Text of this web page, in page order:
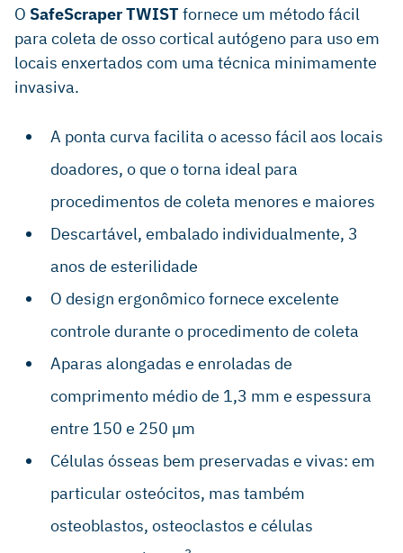
O SafeScraper TWIST fornece um método fácil
para coleta de osso cortical autógeno para uso em
locais enxertados com uma técnica minimamente
invasiva.
A ponta curva facilita o acesso fácil aos locais
doadores, o que o torna ideal para
procedimentos de coleta menores e maiores
Descartável, embalado individualmente, 3
anos de esterilidade
O design ergonômico fornece excelente
controle durante o procedimento de coleta
Aparas alongadas e enroladas de
comprimento médio de 1,3 mm e espessura
entre 150 e 250 µm
Células ósseas bem preservadas e vivas: em
particular osteócitos, mas também
osteoblastos, osteoclastos e células